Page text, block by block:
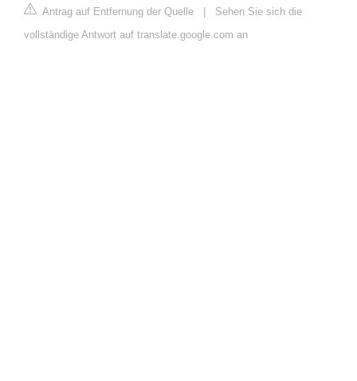
Antrag auf Entfernung der Quelle | Sehen Sie sich die
vollständige Antwort auf translate.google.com an